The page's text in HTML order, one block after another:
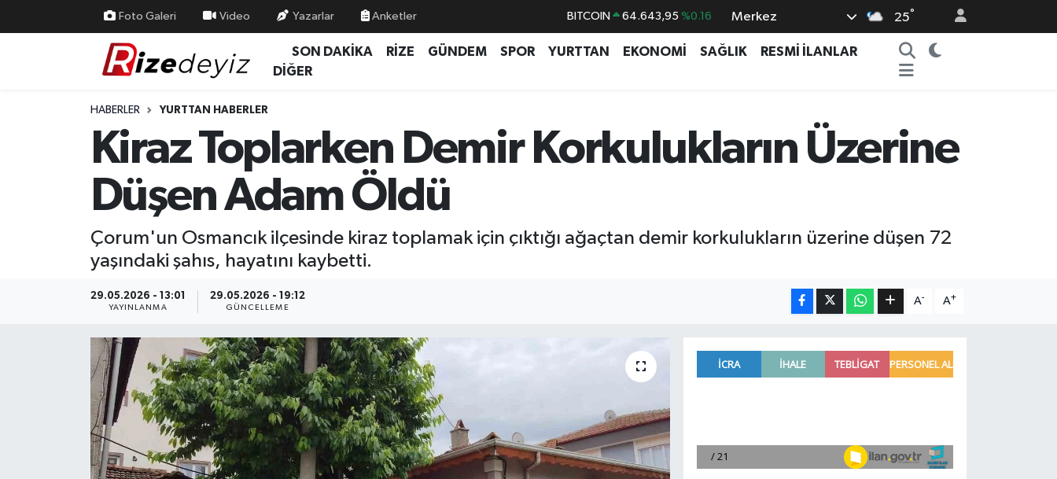
Foto Galeri Video Yazarlar Anketler BITCOIN 64.643,95 %0.16
DOLAR 47,6704 %0
GRAM ALTIN 6500.87 %0.12
BİST100 13.799 %70
Merkez 25°
SON DAKİKA RİZE GÜNDEM SPOR YURTTAN EKONOMİ SAĞLIK
RESMİ İLANLAR
DİĞER
HABERLER YURTTAN HABERLER
Kiraz Toplarken Demir Korkulukların Üzerine
Düşen Adam Öldü
Çorum'un Osmancık ilçesinde kiraz toplamak için çıktığı ağaçtan demir korkulukların üzerine düşen 72
yaşındaki şahıs, hayatını kaybetti.
29.05.2026 - 13:01
YAYINLANMA
29.05.2026 - 19:12
GÜNCELLEME
A- A+
Yurttan Haberler
Ekonomi
Rize Nöbetçi Eczaneler
Rize Trafik Yoğunluk Haritası
Süper Lig Puan Durumu ve Fikstür
Son Dakika Haberleri
Haber Arşivi